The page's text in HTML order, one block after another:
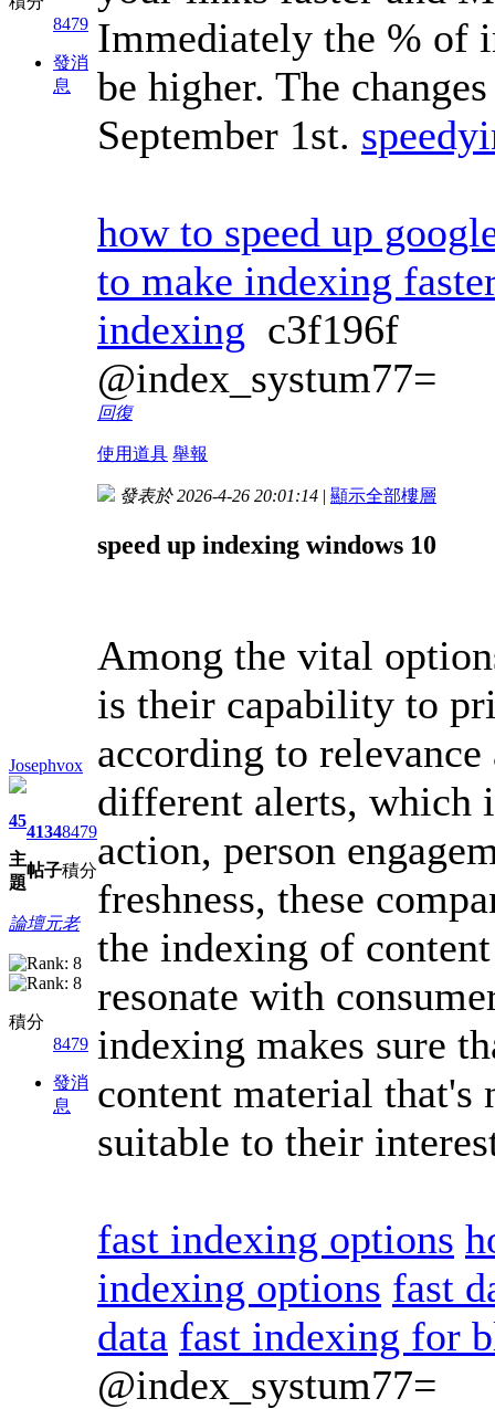
8479
發消
息
Immediately the % of
be higher. The
September 1st.
how to speed up
to make indexing
indexing c3f196f
@index_systum77=
回復
使用道具 舉報
Josephvox
45
主
題
4134
帖子
8479
積分
論壇元老
積分
8479
發消
息
發表於 2026-4-26 20:01:14 | 顯示全部樓層
speed up indexing windows 10
Among the vital
is their capability to
according to
different alerts, which
action, person
freshness, these
the indexing of
resonate with
indexing makes sure
content material
suitable to their
fast indexing options
indexing options fast
data fast indexing for
@index_systum77=